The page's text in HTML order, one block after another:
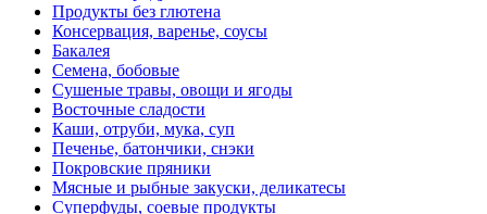
Продукты без глютена
Консервация, варенье, соусы
Бакалея
Семена, бобовые
Сушеные травы, овощи и ягоды
Восточные сладости
Каши, отруби, мука, суп
Печенье, батончики, снэки
Покровские пряники
Мясные и рыбные закуски, деликатесы
Суперфуды, соевые продукты